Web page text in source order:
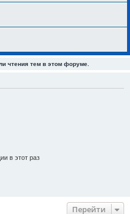
чтения тем в этом форуме.
в этот раз
Перейти